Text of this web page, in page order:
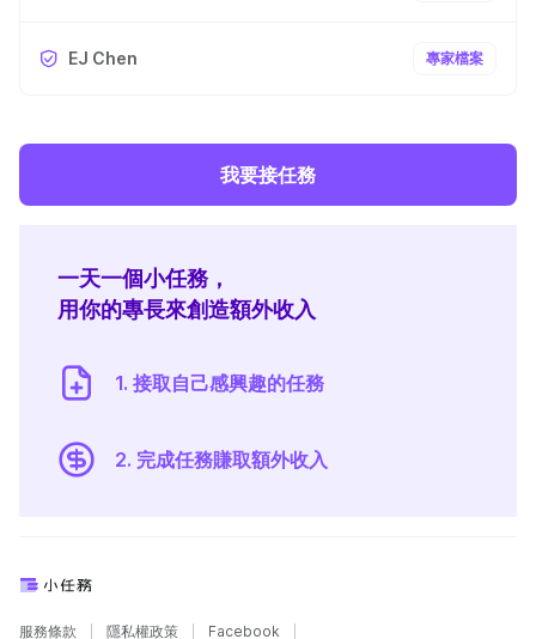
EJ Chen 專家檔案
我要接任務
一天一個小任務，
用你的專長來創造額外收入
1. 接取自己感興趣的任務
2. 完成任務賺取額外收入
服務條款 隱私權政策 Facebook